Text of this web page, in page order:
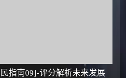
指南09]-评分解析未来发展